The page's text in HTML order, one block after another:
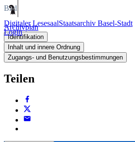
Digitaler LesesaalStaatsarchiv Basel-Stadt
Login
Bild
Archivplan
Identifikation
Inhalt und innere Ordnung
Zugangs- und Benutzungsbestimmungen
Teilen